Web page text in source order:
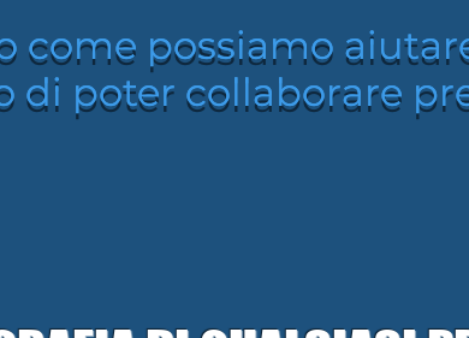
come possiamo
di poter collaborare
come possiamo
di poter collaborare